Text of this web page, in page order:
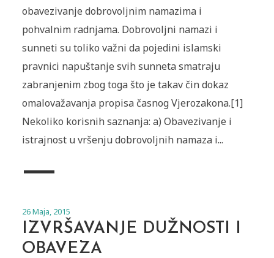
obavezivanje dobrovoljnim namazima i
pohvalnim radnjama. Dobrovoljni namazi i
sunneti su toliko važni da pojedini islamski
pravnici napuštanje svih sunneta smatraju
zabranjenim zbog toga što je takav čin dokaz
omalovažavanja propisa časnog Vjerozakona.[1]
Nekoliko korisnih saznanja: a) Obavezivanje i
istrajnost u vršenju dobrovoljnih namaza i...
26 Maja, 2015
IZVRŠAVANJE DUŽNOSTI I
OBAVEZA